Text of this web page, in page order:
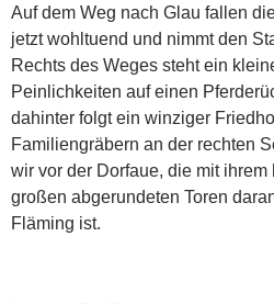
Auf dem Weg nach Glau fallen
jetzt wohltuend und nimmt den
Rechts des Weges steht ein
Peinlichkeiten auf einen
dahinter folgt ein winziger
Familiengräbern an der rechten
wir vor der Dorfaue, die mit
großen abgerundeten Toren
Fläming ist.